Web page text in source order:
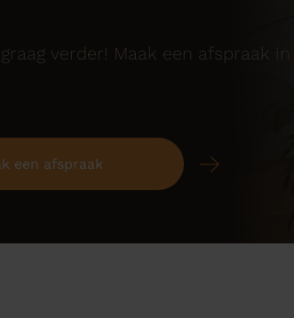
verder! Maak een afspraak in
een afspraak